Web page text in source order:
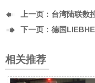
 上一页： 台湾陆联数
 下一页： 德国
相关推荐